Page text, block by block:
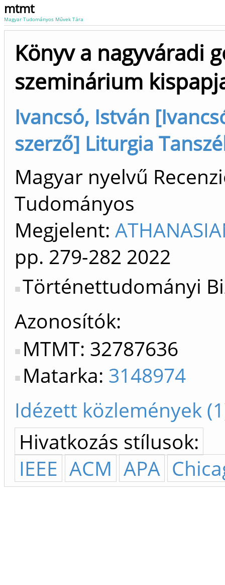
mtmt
Magyar Tudományos Művek Tára
Könyv a nagyváradi
szeminárium
Ivancsó, István
szerző] Liturgia
Magyar nyelvű
Tudományos
Megjelent:
pp. 279-282 2022
Történettudományi
Azonosítók
MTMT: 32787636
Matarka: 3148974
Idézett közlemények
Hivatkozás stílusok:
IEEE ACM APA